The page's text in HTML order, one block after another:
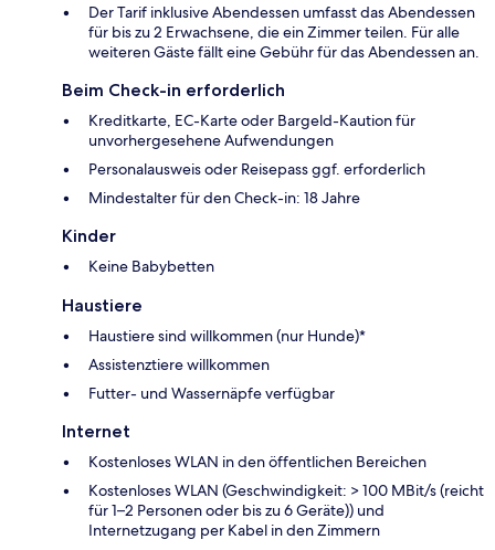
Der Tarif inklusive Abendessen umfasst das Abendessen
für bis zu 2 Erwachsene, die ein Zimmer teilen. Für alle
weiteren Gäste fällt eine Gebühr für das Abendessen an.
Beim Check-in erforderlich
Kreditkarte, EC-Karte oder Bargeld-Kaution für
unvorhergesehene Aufwendungen
Personalausweis oder Reisepass ggf. erforderlich
Mindestalter für den Check-in: 18 Jahre
Kinder
Keine Babybetten
Haustiere
Haustiere sind willkommen (nur Hunde)*
Assistenztiere willkommen
Futter- und Wassernäpfe verfügbar
Internet
Kostenloses WLAN in den öffentlichen Bereichen
Kostenloses WLAN (Geschwindigkeit: > 100 MBit/s (reicht
für 1–2 Personen oder bis zu 6 Geräte)) und
Internetzugang per Kabel in den Zimmern